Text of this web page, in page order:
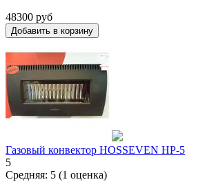
48300 руб
Газовый конвектор HOSSEVEN HP-5
5
Средняя: 5 (1 оценка)